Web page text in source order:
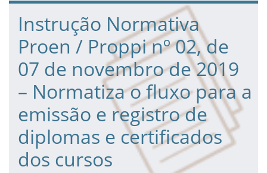
Fim da navegação
Início do conteúdo
Instrução Normativa
Proen / Proppi nº 02, de
07 de novembro de 2019
– Normatiza o fluxo para a
emissão e registro de
diplomas e certificados
dos cursos